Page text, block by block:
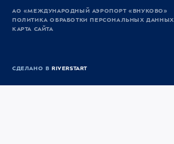
АО «МЕЖДУНАРОДНЫЙ АЭРОПОРТ «ВНУКОВО»
ПОЛИТИКА ОБРАБОТКИ ПЕРСОНАЛЬНЫХ ДАННЫХ
КАРТА САЙТА
СДЕЛАНО В RIVERSTART